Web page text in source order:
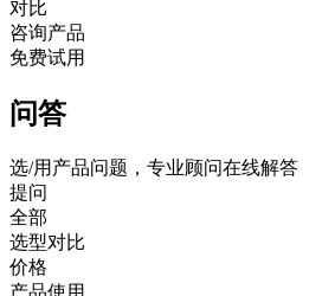
对比
咨询产品
免费试用
问答
选/用产品问题，专业顾问在线解答
提问
全部
选型对比
价格
产品使用